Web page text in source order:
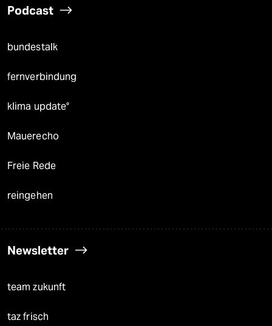
Podcast
bundestalk
fernverbindung
klima update°
Mauerecho
Freie Rede
reingehen
Newsletter
team zukunft
taz frisch